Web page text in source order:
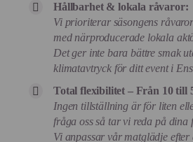
Hållbarhet & lokala råvaror:
Vi prioriterar säsongens
med närproducerade lokala
Det ger inte bara bättre smak
klimatavtryck för ditt event i
Total flexibilitet – Från 10 till
Ingen tillställning är för liten
fråga oss så tar vi reda på dina
Vi anpassar vår matglädje